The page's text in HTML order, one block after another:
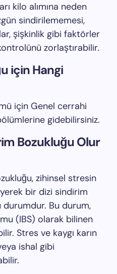
kilo alımına neden
sindirilememesi,
şişkinlik gibi faktörler
zorlaştırabilir.
için Hangi
için Genel cerrahi
gidebilirsiniz.
Bozukluğu Olur
zihinsel stresin
bir dizi sindirim
Bu durum,
(IBS) olarak bilinen
Stres ve kaygı karın
ishal gibi